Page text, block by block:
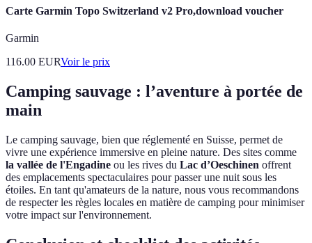
Carte Garmin Topo Switzerland v2 Pro,download voucher
Garmin
116.00 EURVoir le prix
Camping sauvage : l’aventure à portée de
main
Le camping sauvage, bien que réglementé en Suisse, permet de
vivre une expérience immersive en pleine nature. Des sites comme
la vallée de l'Engadine ou les rives du Lac d’Oeschinen offrent
des emplacements spectaculaires pour passer une nuit sous les
étoiles. En tant qu'amateurs de la nature, nous vous recommandons
de respecter les règles locales en matière de camping pour minimiser
votre impact sur l'environnement.